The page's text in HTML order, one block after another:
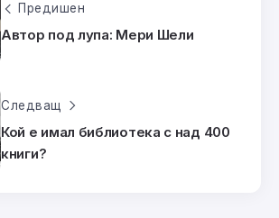
Предишен
Автор под лупа: Мери Шели
Следващ
Кой е имал библиотека с над 400
книги?